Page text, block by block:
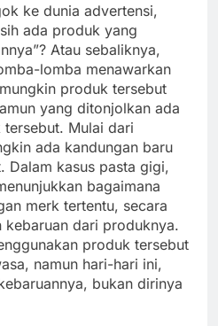
ke dunia advertensi,
ada produk yang
Atau sebaliknya,
lomba menawarkan
produk tersebut
yang ditonjolkan ada
Mulai dari
ada kandungan baru
Dalam kasus pasta gigi,
bagaimana
merk tertentu, secara
kebaruan dari produknya.
produk tersebut
namun hari-hari ini,
bukan dirinya